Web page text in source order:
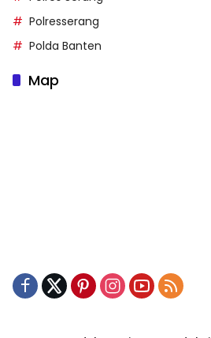
Polresserang
Polda Banten
Map